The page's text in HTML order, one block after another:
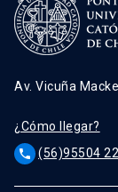
Av. Vicuña
¿Cómo llegar?
phone (56)95504